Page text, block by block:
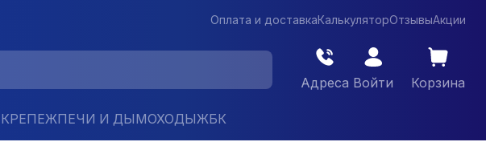
Оплата и доставкаКалькуляторОтзывыАкции
Адреса Войти Корзина
КРЕПЕЖПЕЧИ И ДЫМОХОДЫЖБК